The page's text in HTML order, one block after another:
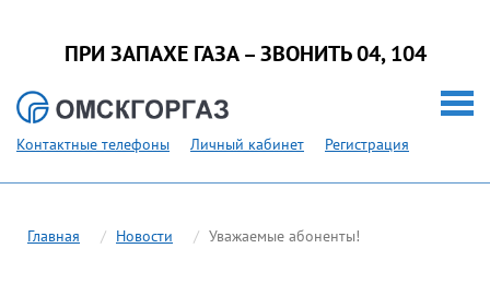
ПРИ ЗАПАХЕ ГАЗА – ЗВОНИТЬ 04, 104
Контактные телефоны Личный кабинет Регистрация
Главная Новости Уважаемые абоненты!